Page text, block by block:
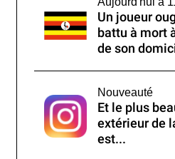
Un joueur
battu à mort
de son
Nouveauté
Et le plus
extérieur de
est...